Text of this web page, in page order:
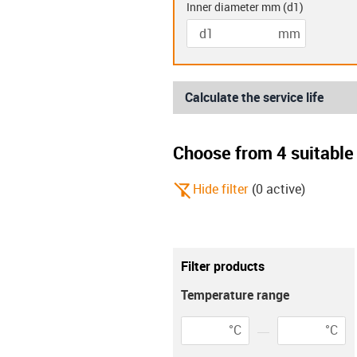
Double flanged
bearings (K)
Inner diameter mm (d1)
mm
Calculate the service life
igus-icon-info
Environment
Environment igus-icon-info-
Choose from 4
igus-icon-filter-alt-off
Hide filter (0 active)
Filter products
Temperature range
°C
°C